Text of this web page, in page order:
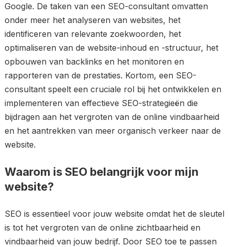
Google. De taken van een SEO-consultant omvatten
onder meer het analyseren van websites, het
identificeren van relevante zoekwoorden, het
optimaliseren van de website-inhoud en -structuur, het
opbouwen van backlinks en het monitoren en
rapporteren van de prestaties. Kortom, een SEO-
consultant speelt een cruciale rol bij het ontwikkelen en
implementeren van effectieve SEO-strategieën die
bijdragen aan het vergroten van de online vindbaarheid
en het aantrekken van meer organisch verkeer naar de
website.
Waarom is SEO belangrijk voor mijn
website?
SEO is essentieel voor jouw website omdat het de sleutel
is tot het vergroten van de online zichtbaarheid en
vindbaarheid van jouw bedrijf. Door SEO toe te passen